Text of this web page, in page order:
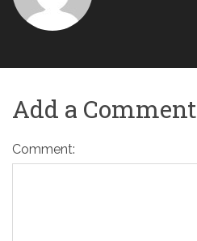
Add a Comment
Comment: